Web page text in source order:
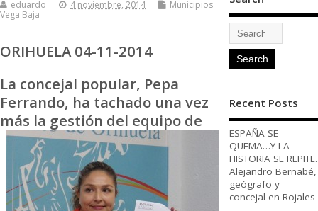
eduardo 4 noviembre, 2014
Municipios
Vega Baja
ORIHUELA 04-11-2014
La concejal popular, Pepa
Ferrando, ha tachado una vez
más la gestión del equipo de
Recent Posts
ESPAÑA SE
QUEMA…Y LA
HISTORIA SE REPITE.
Alejandro Bernabé,
geógrafo y
concejal en Rojales